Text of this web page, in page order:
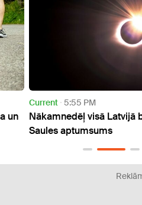
Current 3:55 PM
Dīzeļdegvielas akcīzes
ietekme uz cenām bijusi